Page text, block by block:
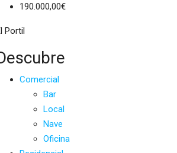
190.000,00€
Portil
Comercial
Bar
Local
Nave
Oficina